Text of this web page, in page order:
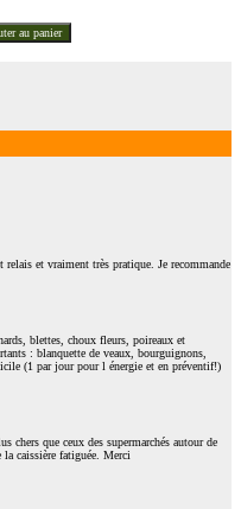
au panier
et vraiment très pratique. Je recommande
blettes, choux fleurs, poireaux et
: blanquette de veaux, bourguignons,
(1 par jour pour l énergie et en préventif!)
chers que ceux des supermarchés autour de
caissière fatiguée. Merci